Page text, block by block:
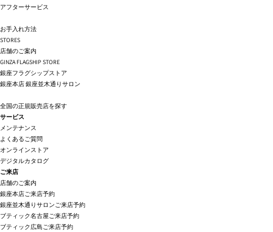
アフターサービス
お手入れ方法
STORES
店舗のご案内
GINZA FLAGSHIP STORE
銀座フラグシップストア
銀座本店銀座並木通りサロン
全国の正規販売店を探す
サービス
メンテナンス
よくあるご質問
オンラインストア
デジタルカタログ
ご来店
店舗のご案内
銀座本店ご来店予約
銀座並木通りサロンご来店予約
ブティック名古屋ご来店予約
ブティック広島ご来店予約